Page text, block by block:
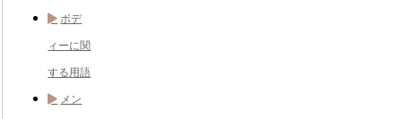
ボデ
ィーに関
する用語
メン